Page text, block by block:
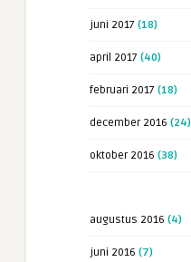
juni 2017 (18)
april 2017 (40)
februari 2017 (18)
december 2016 (24)
oktober 2016 (38)
augustus 2016 (4)
juni 2016 (7)